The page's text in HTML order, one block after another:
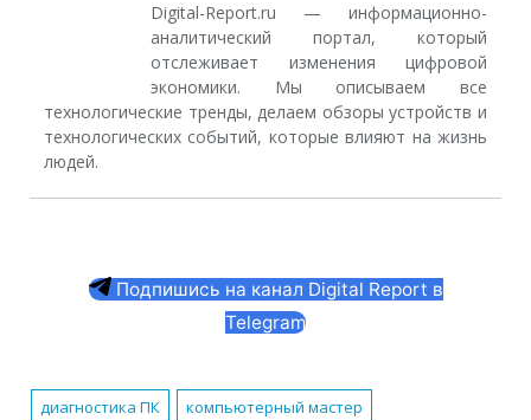
Digital-Report.ru — информационно-
аналитический портал, который
отслеживает изменения цифровой
экономики. Мы описываем все
технологические тренды, делаем обзоры устройств и
технологических событий, которые влияют на жизнь
людей.
Подпишись на канал Digital Report в
Telegram
диагностика ПК
компьютерный мастер